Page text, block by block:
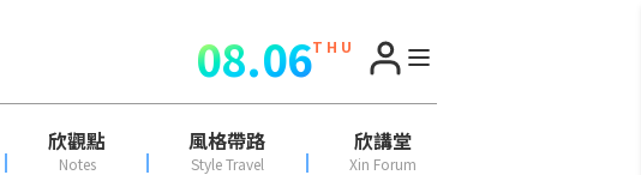
08.06T H U
欣觀點
Notes
風格帶路
Style Travel
欣講堂
Xin Forum